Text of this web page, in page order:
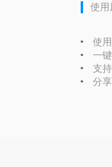
使用
使
一
支
分